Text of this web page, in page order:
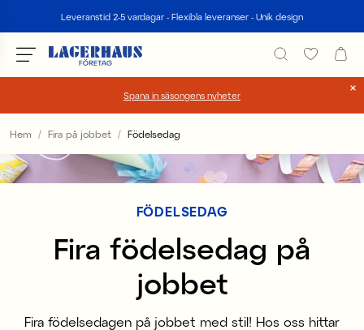
Leveranstid 2-5 vardagar - Flexibla leveranser - Unik design
Spana in säsongens nyheter
Välj språk / valuta
DK / EUR
Hem Fira på jobbet Födelsedag
FÖDELSEDAG
Fira födelsedag på
jobbet
Fira födelsedagen på jobbet med stil! Hos oss hittar